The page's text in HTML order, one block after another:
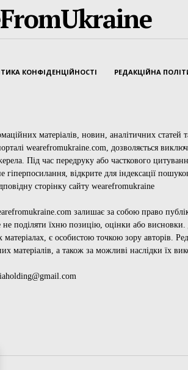
КОНФІДЕНЦІЙНОСТІ РЕДАКЦІЙНА
матеріалів, новин, аналітичних статей
wearefromukraine.com, дозволяється
Під час передруку або часткового
гіперпосилання, відкрите для індексації
сторінку сайту wearefromukraine
залишає за собою право
поділяти їхню позицію, оцінки або висновки.
є особистою точкою зору авторів.
матеріалів, а також за можливі наслідки їх